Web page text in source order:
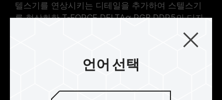
텔스기를 연상시키는 디테일을 추가하여 스텔스기
를 형상화한 T-FORCE DELTAα RGB DDR5의 디자
인은 화려한 조명모듈과 함께 흠 잡을곳 없는 시각
언어 선택